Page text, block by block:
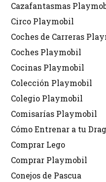
Cazafantasmas
Circo Playmobil
Coches de Carreras
Coches Playmobil
Cocinas Playmobil
Colección Playmobil
Colegio Playmobil
Comisarías Playmobil
Cómo Entrenar a tu
Comprar Lego
Comprar Playmobil
Conejos de Pascua